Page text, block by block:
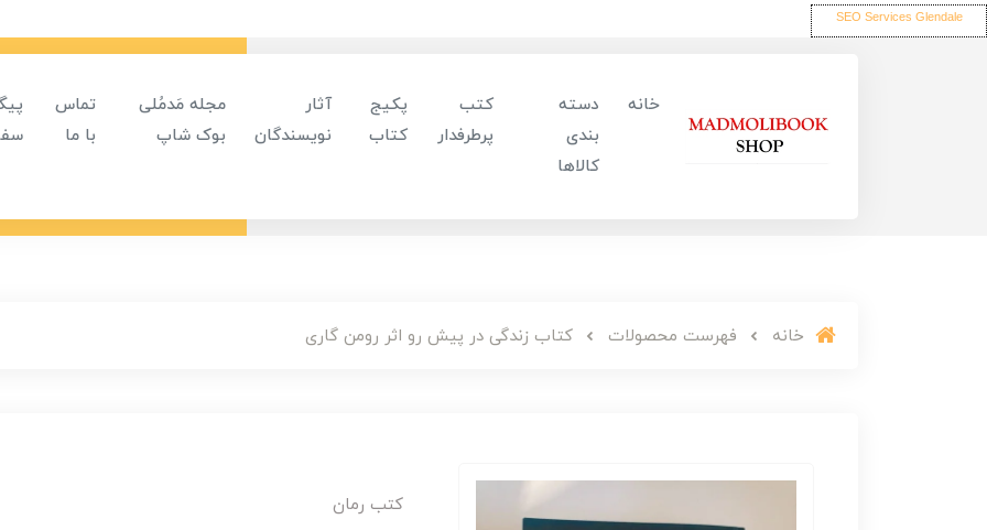
SEO Services Glendale
خانه
دسته
بندی
کالاها
کتب
پرطرفدار
پکیج
کتاب
آثار
نویسندگان
مجله مَدمُلی
بوک شاپ
تماس
با ما
خانه فهرست محصولات کتاب زندگی در پیش رو اثر رومن گاری
کتب رمان